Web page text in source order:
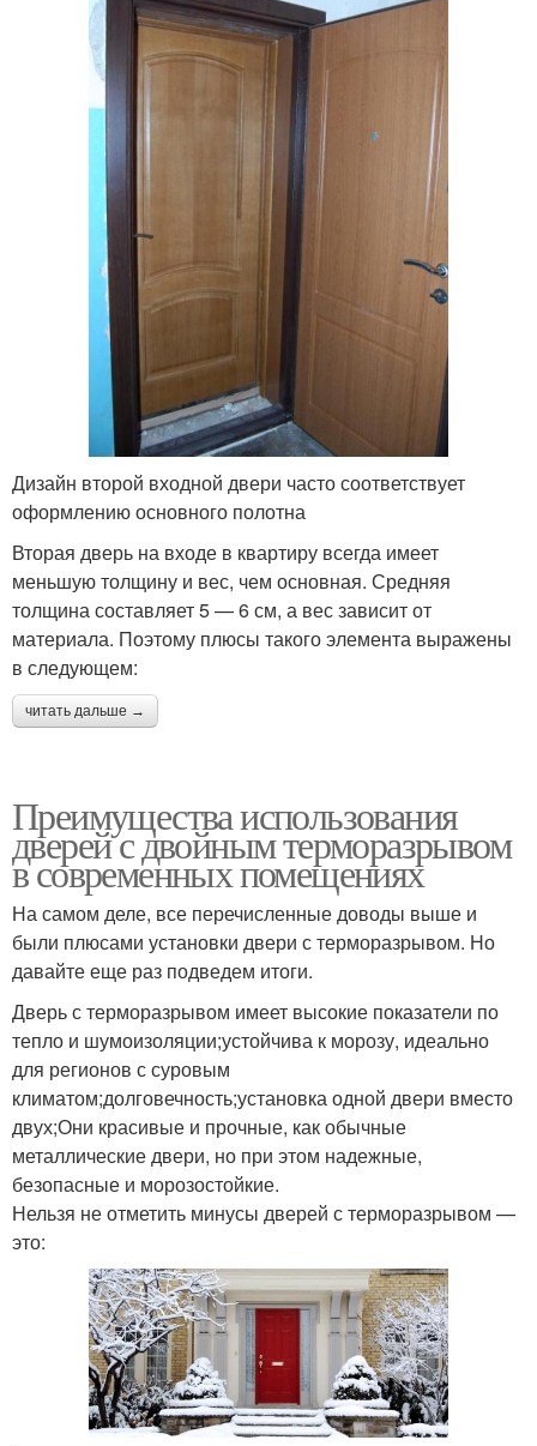
Дизайн второй входной двери часто соответствует
оформлению основного полотна
Вторая дверь на входе в квартиру всегда имеет
меньшую толщину и вес, чем основная. Средняя
толщина составляет 5 — 6 см, а вес зависит от
материала. Поэтому плюсы такого элемента выражены
в следующем:
читать дальше →
Преимущества использования
дверей с двойным терморазрывом
в современных помещениях
На самом деле, все перечисленные доводы выше и
были плюсами установки двери с терморазрывом. Но
давайте еще раз подведем итоги.
Дверь с терморазрывом имеет высокие показатели по
тепло и шумоизоляции;устойчива к морозу, идеально
для регионов с суровым
климатом;долговечность;установка одной двери вместо
двух;Они красивые и прочные, как обычные
металлические двери, но при этом надежные,
безопасные и морозостойкие.
Нельзя не отметить минусы дверей с терморазрывом —
это: